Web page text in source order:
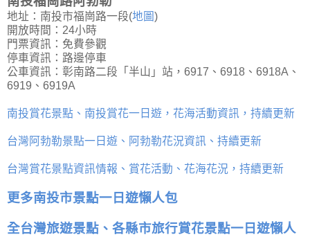
地址：南投市福崗路一段(地圖)
開放時間：24小時
門票資訊：免費參觀
停車資訊：路邊停車
公車資訊：彰南路二段「半山」站，6917、6918、6918A、
6919、6919A
南投賞花景點、南投賞花一日遊，花海活動資訊，持續更新
台灣阿勃勒景點一日遊、阿勃勒花況資訊、持續更新
台灣賞花景點資訊情報、賞花活動、花海花況，持續更新
更多南投市景點一日遊懶人包
全台灣旅遊景點、各縣市旅行賞花景點一日遊懶人